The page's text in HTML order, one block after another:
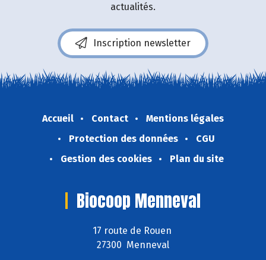
actualités.
Inscription newsletter
Accueil Contact
Mentions légales
Protection des données
CGU
Gestion des cookies
Plan du site
Biocoop Menneval
17 route de Rouen
27300 Menneval